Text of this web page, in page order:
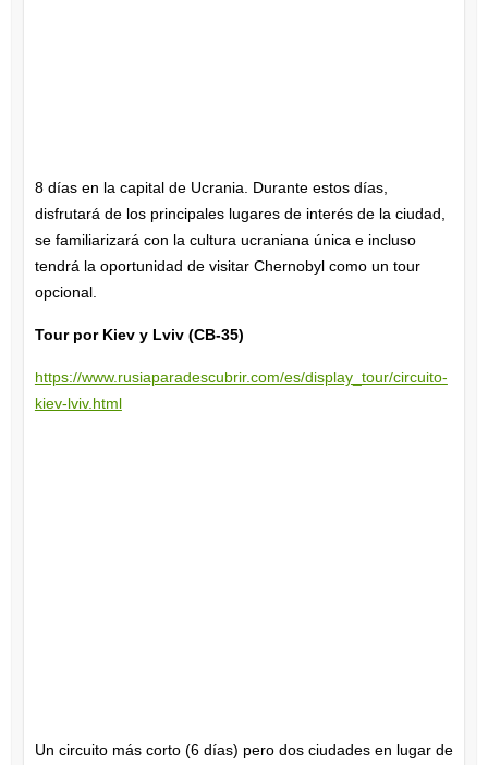
8 días en la capital de Ucrania. Durante estos días,
disfrutará de los principales lugares de interés de la ciudad,
se familiarizará con la cultura ucraniana única e incluso
tendrá la oportunidad de visitar Chernobyl como un tour
opcional.
Tour por Kiev y Lviv (CB-35)
https://www.rusiaparadescubrir.com/es/display_tour/circuito-
kiev-lviv.html
Un circuito más corto (6 días) pero dos ciudades en lugar de